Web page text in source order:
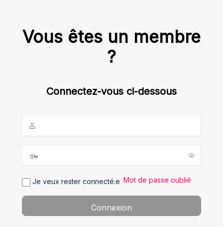
Vous êtes un membre
?
Connectez-vous ci-dessous
Je veux rester connecté.e Mot de passe oublié